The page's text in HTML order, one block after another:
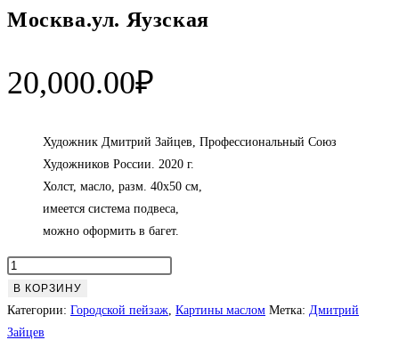
Москва.ул. Яузская
20,000.00₽
Художник Дмитрий Зайцев, Профессиональный Союз
Художников России. 2020 г.
Холст, масло, разм. 40х50 см,
имеется система подвеса,
можно оформить в багет.
Количество
товара
Москва.ул.
Яузская
В КОРЗИНУ
Категории: Городской пейзаж Картины маслом Метка: Дмитрий
Зайцев